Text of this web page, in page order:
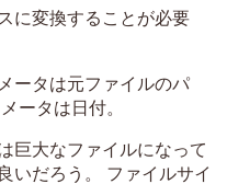
に変換することが必要
ータは元ファイルのパ
ータは日付。
巨大なファイルになって
いだろう。 ファイルサイ